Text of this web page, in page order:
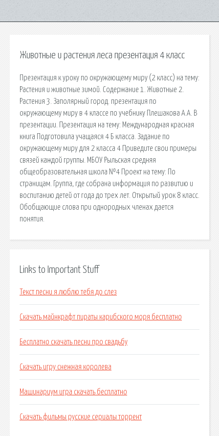
Животные и растения леса презентация 4 класс
Презентация к уроку по окружающему миру (2 класс) на тему:
Растения и животные зимой. Содержание 1. Животные 2.
Растения 3. Заполярный город. презентация по
окружающему миру в 4 классе по учебнику Плешакова А.А. В
презентации. Презентация на тему: Международная красная
книга Подготовила учащаяся 4 Б класса. Задание по
окружающему миру для 2 класса 4 Приведите свои примеры
связей каждой группы. МБОУ Рыльская средняя
общеобразовательная школа №4 Проект на тему: По
страницам. Группа, где собрана информация по развитию и
воспитанию детей от года до трех лет. Открытый урок 8 класс.
Обобщающие слова при однородных членах дается
понятия.
Links to Important Stuff
Текст песни я люблю тебя до слез
Скачать майнкрафт пираты карибского моря бесплатно
Бесплатно скачать песни про свадьбу
Скачать игру снежная королева
Машинариум игра скачать бесплатно
Скачать фильмы русские сериалы торрент